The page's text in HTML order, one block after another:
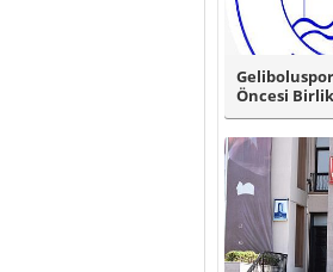
Öncesi
Vurgusu..